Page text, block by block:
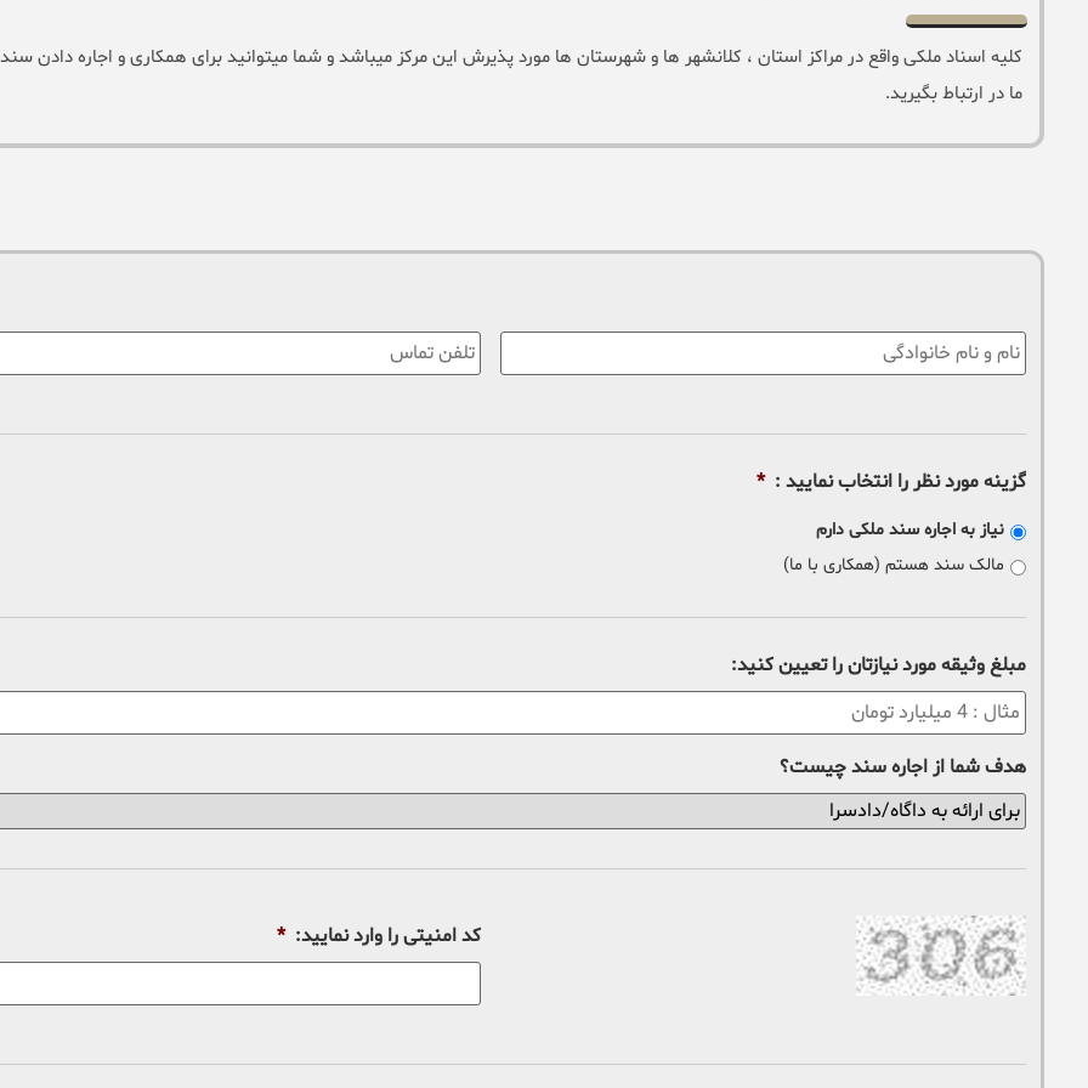
کلیه اسناد ملکی واقع در مراکز استان ، کلانشهر ها و شهرستان ها مورد پذیرش این مرکز میباشد و شما میتوانید برای همکاری و اجاره دادن
ما در ارتباط بگیرید.
:
تماس
:
*
گزینه مورد نظر را انتخاب نمایید : *
نیاز به اجاره سند ملکی دارم
مالک سند هستم (همکاری با ما)
مبلغ وثیقه مورد نیازتان را تعیین کنید:
هدف شما از اجاره سند چیست؟
کد امنیتی را وارد نمایید: *